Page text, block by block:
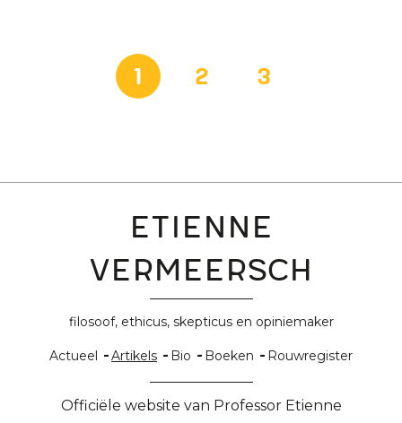
Huidige
1 Pagina
2 Pagina
3
Etienne
Vermeersch
filosoof, ethicus, skepticus en opiniemaker
Hoofdnavigatie
Actueel Artikels Bio Boeken Rouwregister
Officiële website van Professor Etienne